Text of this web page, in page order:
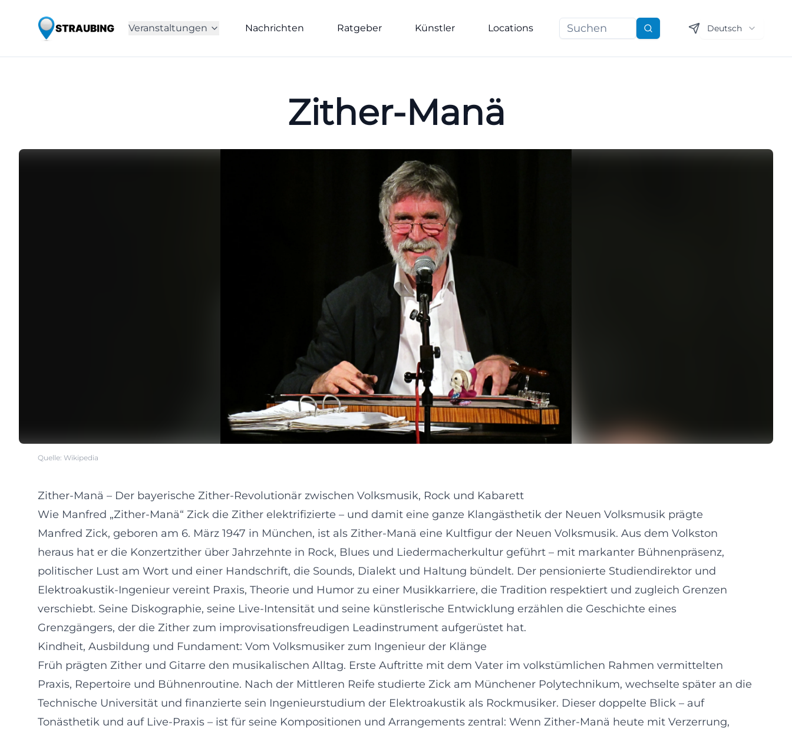
Veranstaltungen Nachrichten Ratgeber Künstler Locations Suchen Deutsch
Zither-Manä
Quelle: Wikipedia
Zither-Manä – Der bayerische Zither-Revolutionär zwischen Volksmusik, Rock und Kabarett
Wie Manfred „Zither-Manä“ Zick die Zither elektrifizierte – und damit eine ganze Klangästhetik der Neuen Volksmusik prägte
Manfred Zick, geboren am 6. März 1947 in München, ist als Zither-Manä eine Kultfigur der Neuen Volksmusik. Aus dem Volkston
heraus hat er die Konzertzither über Jahrzehnte in Rock, Blues und Liedermacherkultur geführt – mit markanter Bühnenpräsenz,
politischer Lust am Wort und einer Handschrift, die Sounds, Dialekt und Haltung bündelt. Der pensionierte Studiendirektor und
Elektroakustik-Ingenieur vereint Praxis, Theorie und Humor zu einer Musikkarriere, die Tradition respektiert und zugleich Grenzen
verschiebt. Seine Diskographie, seine Live-Intensität und seine künstlerische Entwicklung erzählen die Geschichte eines
Grenzgängers, der die Zither zum improvisationsfreudigen Leadinstrument aufgerüstet hat.
Kindheit, Ausbildung und Fundament: Vom Volksmusiker zum Ingenieur der Klänge
Früh prägten Zither und Gitarre den musikalischen Alltag. Erste Auftritte mit dem Vater im volkstümlichen Rahmen vermittelten
Praxis, Repertoire und Bühnenroutine. Nach der Mittleren Reife studierte Zick am Münchener Polytechnikum, wechselte später an die
Technische Universität und finanzierte sein Ingenieurstudium der Elektroakustik als Rockmusiker. Dieser doppelte Blick – auf
Tonästhetik und auf Live-Praxis – ist für seine Kompositionen und Arrangements zentral: Wenn Zither-Manä heute mit Verzerrung,